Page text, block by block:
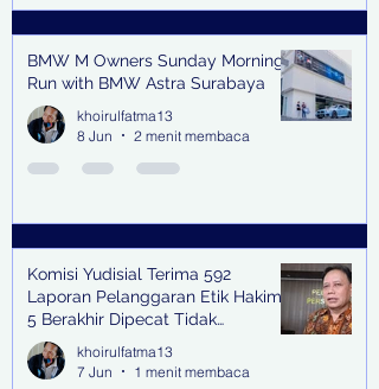
BMW M Owners Sunday Morning
Run with BMW Astra Surabaya
khoirulfatma13
8 Jun
2 menit membaca
Komisi Yudisial Terima 592
Laporan Pelanggaran Etik Hakim,
5 Berakhir Dipecat Tidak
Terhormat
khoirulfatma13
7 Jun
1 menit membaca